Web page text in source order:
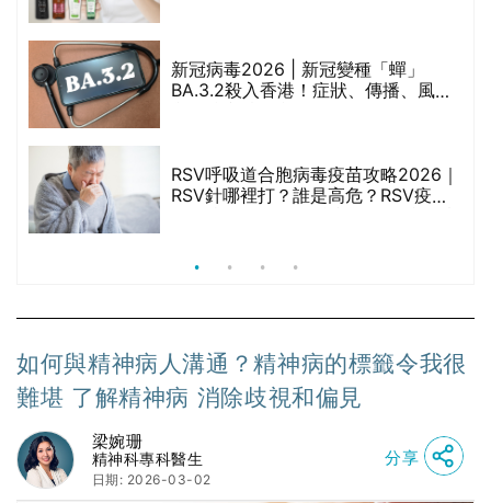
新冠病毒2026 | 新冠變種「蟬」
BA.3.2殺入香港！症狀、傳播、風險
RSV呼吸道合胞病毒疫苗攻略2026｜
RSV針哪裡打？誰是高危？RSV疫苗
如何與精神病人溝通？精神病的標籤令我很
難堪 了解精神病 消除歧視和偏見
梁婉珊
精神科專科醫生
日期: 2026-03-02
分享